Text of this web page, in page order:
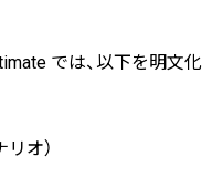
では、以下を明文化
オ）